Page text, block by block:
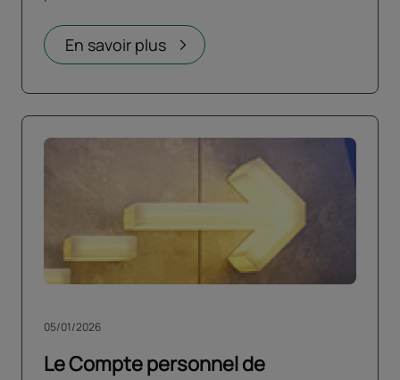
En savoir plus
Le Compte personnel de
05/01/2026